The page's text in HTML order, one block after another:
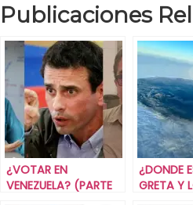
Publicaciones
¿VOTAR EN
VENEZUELA? (PARTE
UNO).
¿DONDE
GRETA Y